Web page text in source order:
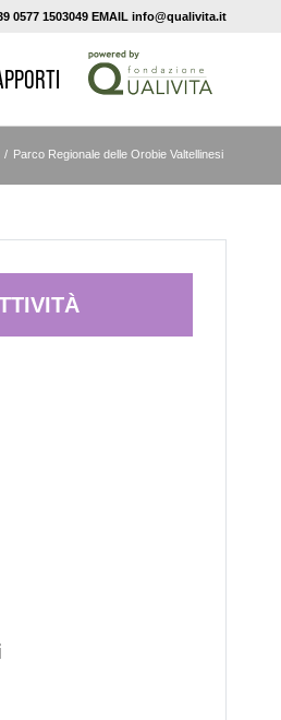
0577 1503049 EMAIL info@qualivita.it
/ Parco Regionale delle Orobie Valtellinesi